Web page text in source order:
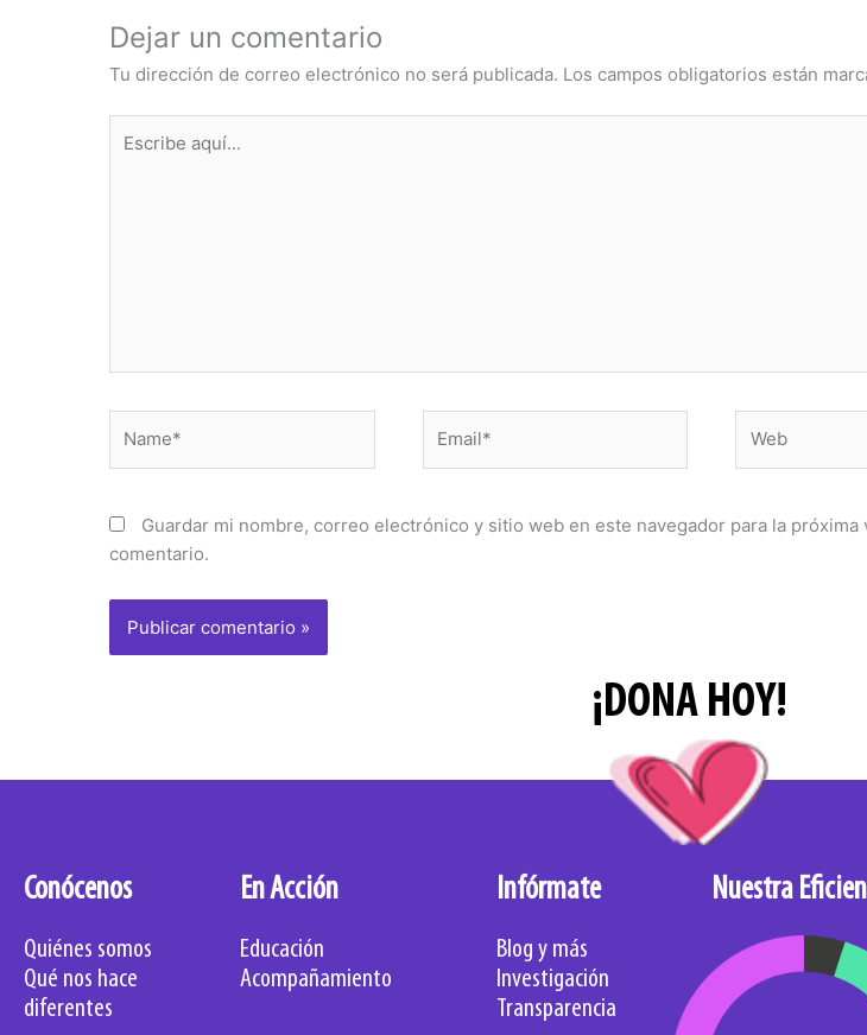
Dejar un comentario
Tu dirección de correo electrónico no será publicada. Los campos obligatorios están
aquí...
Guardar mi nombre, correo electrónico y sitio web en este navegador para la próxima
comentario.
¡DONA HOY!
Conócenos
Quiénes somos
Qué nos hace
diferentes
En Acción
Educación
Acompañamiento
Infórmate
Blog y más
Investigación
Transparencia
Nuestra